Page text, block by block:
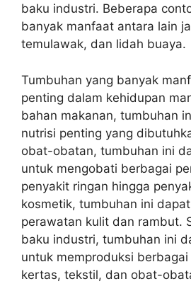
baku industri. Beberapa
banyak manfaat antara lain
temulawak, dan lidah buaya.
Tumbuhan yang banyak
penting dalam kehidupan
bahan makanan, tumbuhan
nutrisi penting yang
obat-obatan, tumbuhan ini
untuk mengobati berbagai
penyakit ringan hingga
kosmetik, tumbuhan ini
perawatan kulit dan rambut.
baku industri, tumbuhan ini
untuk memproduksi
kertas, tekstil, dan obat-